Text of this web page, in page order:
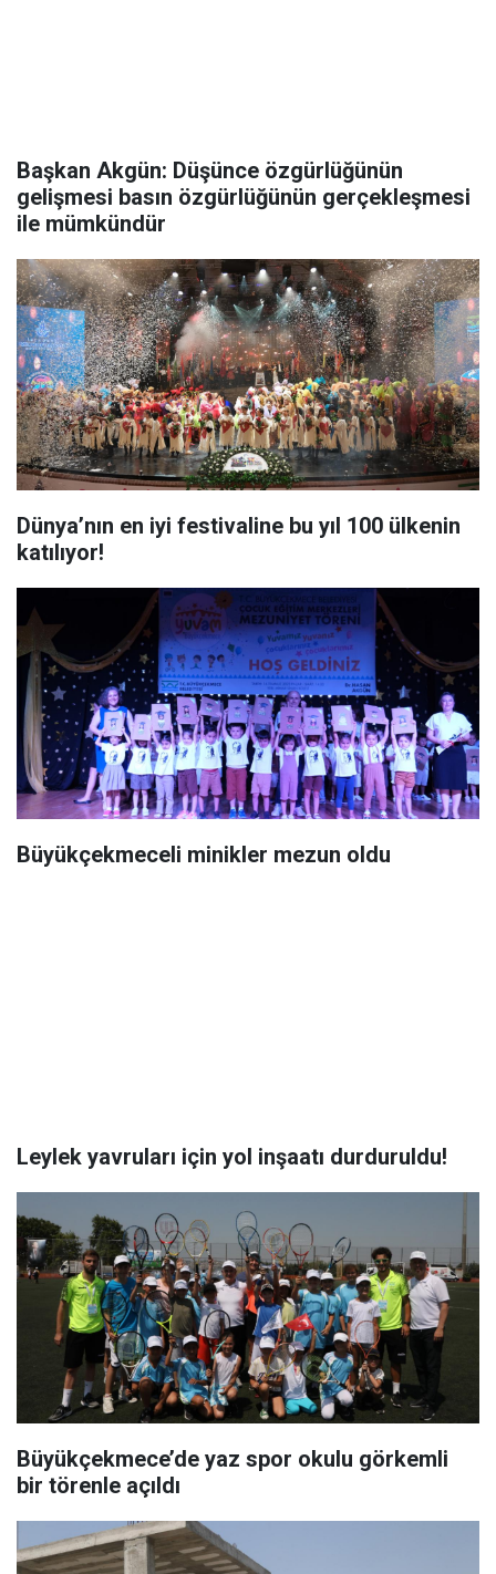
Başkan Akgün: Düşünce özgürlüğünün
gelişmesi basın özgürlüğünün gerçekleşmesi
ile mümkündür
Dünya’nın en iyi festivaline bu yıl 100 ülkenin
katılıyor!
Büyükçekmeceli minikler mezun oldu
Leylek yavruları için yol inşaatı durduruldu!
Büyükçekmece’de yaz spor okulu görkemli
bir törenle açıldı